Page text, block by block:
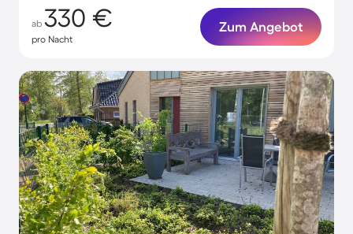
ab 330 €
pro Nacht
Zum Angebot